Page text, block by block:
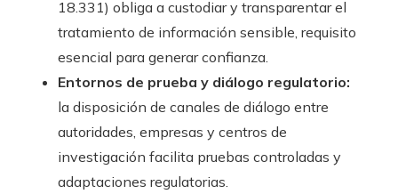
18.331) obliga a custodiar y transparentar el
tratamiento de información sensible, requisito
esencial para generar confianza.
Entornos de prueba y diálogo regulatorio:
la disposición de canales de diálogo entre
autoridades, empresas y centros de
investigación facilita pruebas controladas y
adaptaciones regulatorias.